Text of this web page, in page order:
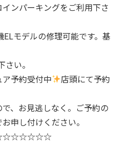
ンパーキングをご利用下さ
モデルの修理可能です。基
い。
予約受付中
店頭にて予約
、お見逃しなく。ご予約の
申し付けください。